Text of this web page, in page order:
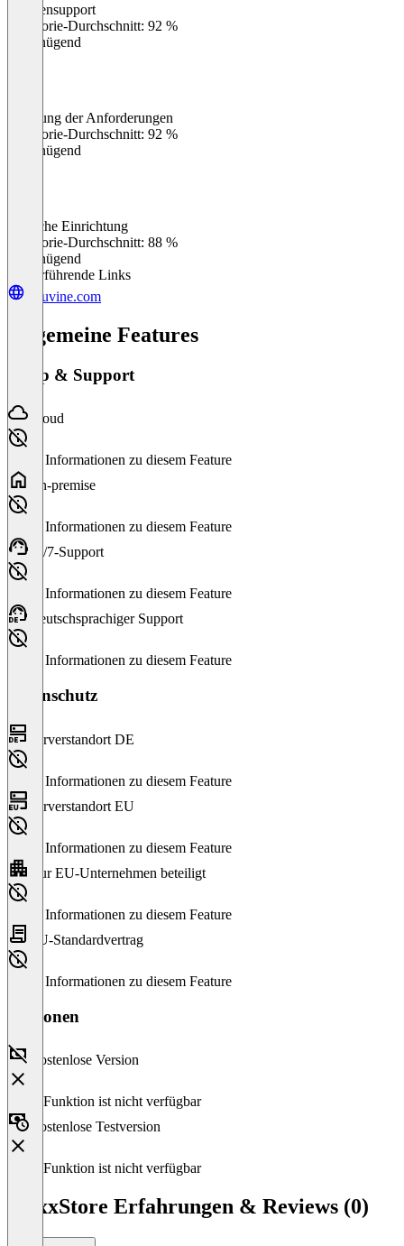
Kundensupport
Kategorie-Durchschnitt: 92 %
Ungenügend
Erfüllung der Anforderungen
Kategorie-Durchschnitt: 92 %
Ungenügend
Einfache Einrichtung
Kategorie-Durchschnitt: 88 %
Ungenügend
Weiterführende Links
soluvine.com
Allgemeine Features
Setup & Support
Cloud
Keine Informationen zu diesem Feature
On-premise
Keine Informationen zu diesem Feature
24/7-Support
Keine Informationen zu diesem Feature
Deutschsprachiger Support
Keine Informationen zu diesem Feature
Datenschutz
Serverstandort DE
Keine Informationen zu diesem Feature
Serverstandort EU
Keine Informationen zu diesem Feature
Nur EU-Unternehmen beteiligt
Keine Informationen zu diesem Feature
EU-Standardvertrag
Keine Informationen zu diesem Feature
Versionen
Kostenlose Version
Diese Funktion ist nicht verfügbar
Kostenlose Testversion
Diese Funktion ist nicht verfügbar
FlexxStore Erfahrungen & Reviews (0)